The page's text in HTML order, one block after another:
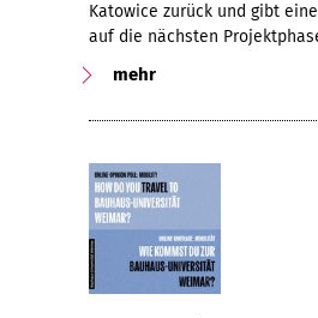
Katowice zurück und gibt
auf die nächsten
mehr